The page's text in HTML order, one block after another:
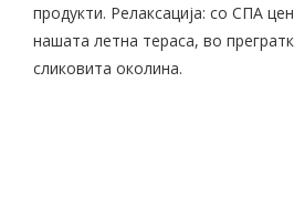
продукти. Релаксација: со СПА
нашата летна тераса, во
сликовита околина.